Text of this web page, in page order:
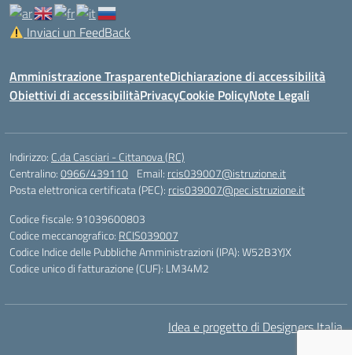
Inviaci un FeedBack
Amministrazione TrasparenteDichiarazione di accessibilità
Obiettivi di accessibilitàPrivacyCookie PolicyNote Legali
Indirizzo: C.da Casciari - Cittanova (RC)
Centralino:0966/439110 Email: rcis039007@istruzione.it
Posta elettronica certificata (PEC): rcis039007@pec.istruzione.it
Codice fiscale: 91039600803
Codice meccanografico: RCIS039007
Codice Indice delle Pubbliche Amministrazioni (IPA): W52B3YJX
Codice unico di fatturazione (CUF): LM34M2
Idea e progetto di Designers Italia